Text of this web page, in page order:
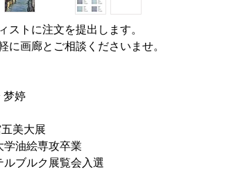
ストに注文を提出します。
に画廊とご相談くださいませ。
梦婷
美大展
油絵専攻卒業
ブルク展覧会入選